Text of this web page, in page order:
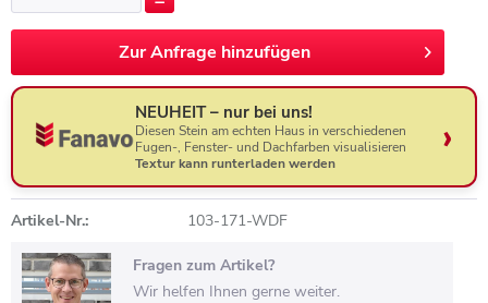
ZurAnfrage hinzufügen
NEUHEIT – nur bei uns!
Diesen Stein am echten Haus in verschiedenen
Fugen-, Fenster- und Dachfarben visualisieren
Textur kann runterladen werden
Artikel-Nr.: 103-171-WDF
Fragen zum Artikel?
Wir helfen Ihnen gerne weiter.